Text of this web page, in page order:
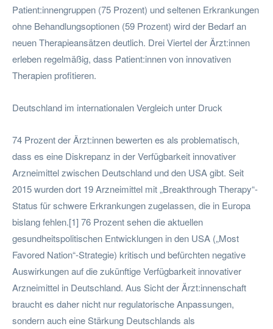
Patient:innengruppen (75 Prozent) und seltenen Erkrankungen
ohne Behandlungsoptionen (59 Prozent) wird der Bedarf an
neuen Therapieansätzen deutlich. Drei Viertel der Ärzt:innen
erleben regelmäßig, dass Patient:innen von innovativen
Therapien profitieren.
Deutschland im internationalen Vergleich unter Druck
74 Prozent der Ärzt:innen bewerten es als problematisch,
dass es eine Diskrepanz in der Verfügbarkeit innovativer
Arzneimittel zwischen Deutschland und den USA gibt. Seit
2015 wurden dort 19 Arzneimittel mit „Breakthrough Therapy“-
Status für schwere Erkrankungen zugelassen, die in Europa
bislang fehlen.[1] 76 Prozent sehen die aktuellen
gesundheitspolitischen Entwicklungen in den USA („Most
Favored Nation“-Strategie) kritisch und befürchten negative
Auswirkungen auf die zukünftige Verfügbarkeit innovativer
Arzneimittel in Deutschland. Aus Sicht der Ärzt:innenschaft
braucht es daher nicht nur regulatorische Anpassungen,
sondern auch eine Stärkung Deutschlands als